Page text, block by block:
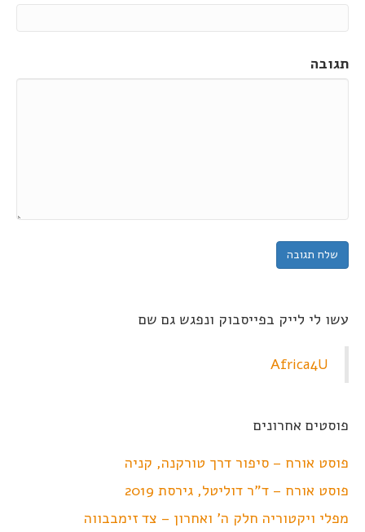
תגובה
עשו לי לייק בפייסבוק ונפגש גם שם
Africa4U
פוסטים אחרונים
פוסט אורח – סיפור דרך טורקנה, קניה
פוסט אורח – ד"ר דוליטל, גירסת 2019
מפלי ויקטוריה חלק ה' ואחרון – צד זימבבווה